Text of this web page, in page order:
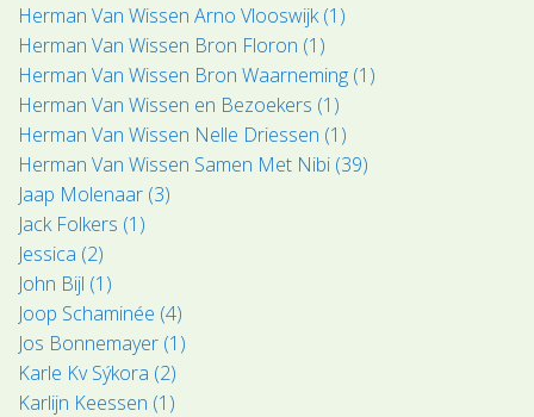
Herman Van Wissen Arno Vlooswijk (1)
Herman Van Wissen Bron Floron (1)
Herman Van Wissen Bron Waarneming (1)
Herman Van Wissen en Bezoekers (1)
Herman Van Wissen Nelle Driessen (1)
Herman Van Wissen Samen Met Nibi (39)
Jaap Molenaar (3)
Jack Folkers (1)
Jessica (2)
John Bijl (1)
Joop Schaminée (4)
Jos Bonnemayer (1)
Karle Kv Sýkora (2)
Karlijn Keessen (1)